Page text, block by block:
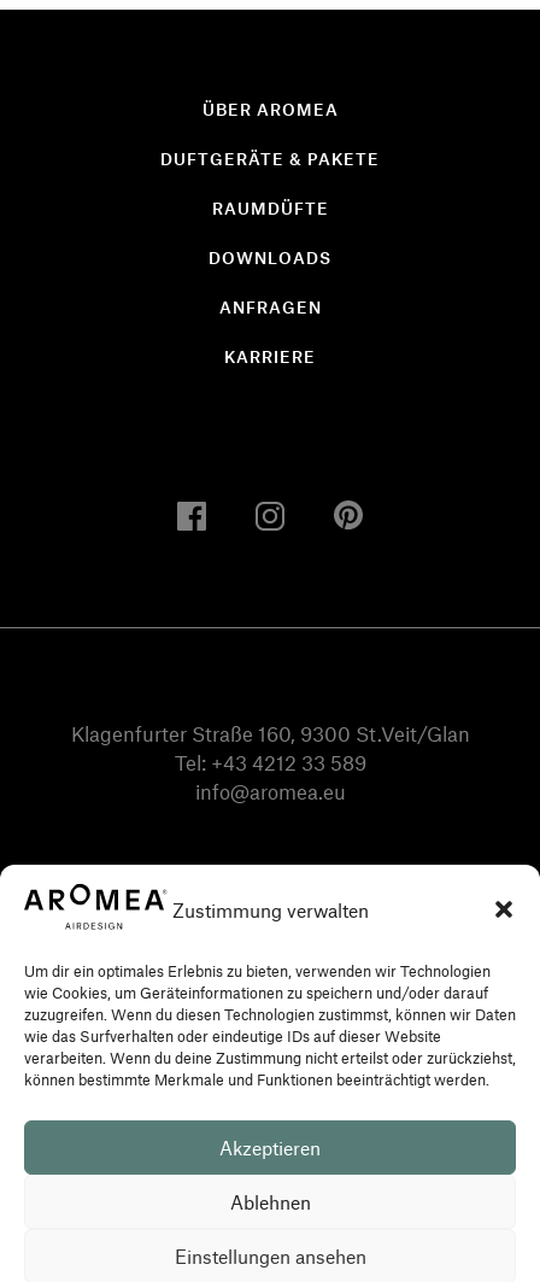
Zustimmung verwalten
Um dir ein optimales Erlebnis zu bieten, verwenden wir Technologien
wie Cookies, um Geräteinformationen zu speichern und/oder darauf
zuzugreifen. Wenn du diesen Technologien zustimmst, können wir Daten
wie das Surfverhalten oder eindeutige IDs auf dieser Website
verarbeiten. Wenn du deine Zustimmung nicht erteilst oder zurückziehst,
können bestimmte Merkmale und Funktionen beeinträchtigt werden.
Akzeptieren
Ablehnen
Einstellungen ansehen
ÜBER AROMEA
DUFTGERÄTE & PAKETE
RAUMDÜFTE
DOWNLOADS
ANFRAGEN
KARRIERE
Klagenfurter Straße 160, 9300 St.Veit/Glan
Tel: +43 4212 33 589
info@aromea.eu
Datenschutz Impressum